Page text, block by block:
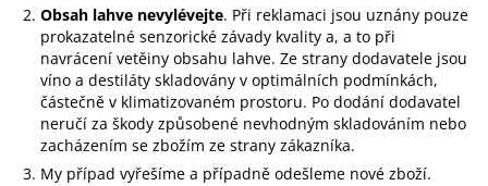
Obsah lahve nevylévejte. Při reklamaci jsou uznány pouze
prokazatelné senzorické závady kvality a, a to při
navrácení vetěiny obsahu lahve. Ze strany dodavatele jsou
víno a destiláty skladovány v optimálních podmínkách,
částečně v klimatizovaném prostoru. Po dodání dodavatel
neručí za škody způsobené nevhodným skladováním nebo
zacházením se zbožím ze strany zákazníka.
My případ vyřešíme a případně odešleme nové zboží.